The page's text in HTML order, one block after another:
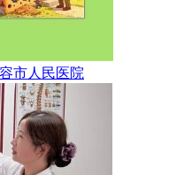
市人民医院